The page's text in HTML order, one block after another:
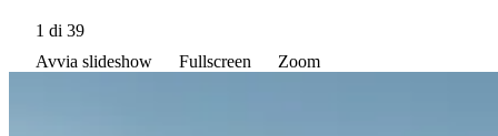
1 di 39
Avvia slideshow
Fullscreen Zoom